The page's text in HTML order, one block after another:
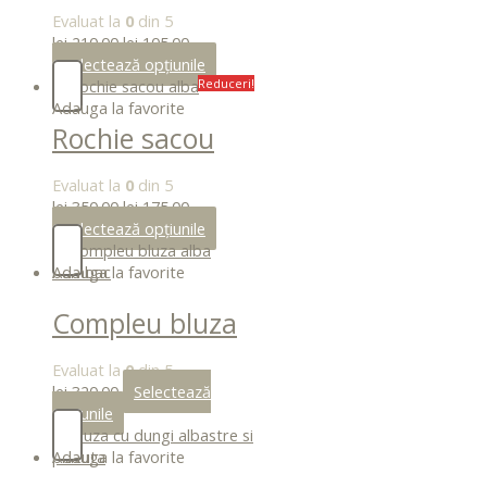
floral
Evaluat la 0 din 5
lei210.00 lei105.00
Selectează opțiunile
Adauga la favorite
Reduceri!
Rochie sacou
alba
Evaluat la 0 din 5
lei350.00 lei175.00
Selectează opțiunile
Adauga la favorite
Compleu bluza
alba bumbac
Evaluat la0din 5
lei320.00
Selectează
opțiunile
Adauga la favorite